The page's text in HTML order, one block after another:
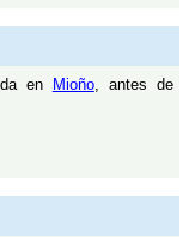
en Mioño, antes de